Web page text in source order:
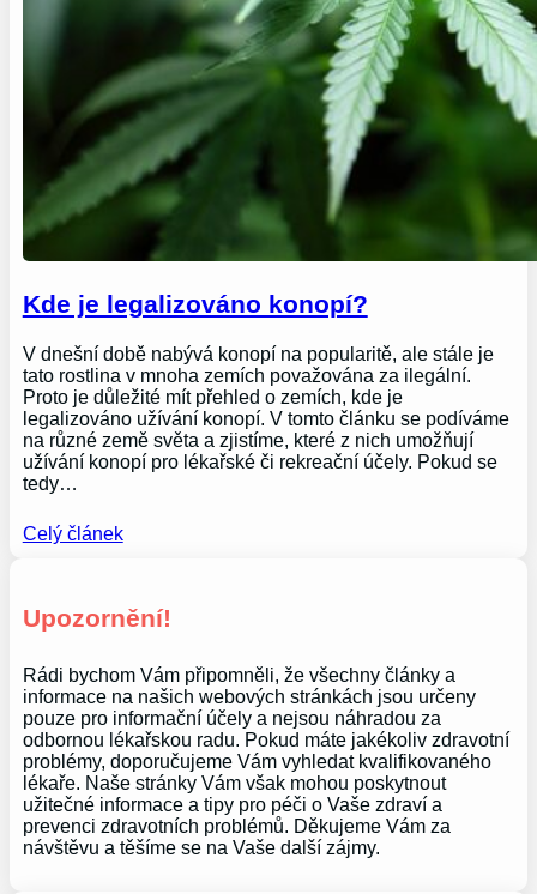
Kde je legalizováno konopí?
V dnešní době nabývá konopí na popularitě, ale stále je
tato rostlina v mnoha zemích považována za ilegální.
Proto je důležité mít přehled o zemích, kde je
legalizováno užívání konopí. V tomto článku se podíváme
na různé země světa a zjistíme, které z nich umožňují
užívání konopí pro lékařské či rekreační účely. Pokud se
tedy…
Celý článek
Upozornění!
Rádi bychom Vám připomněli, že všechny články a
informace na našich webových stránkách jsou určeny
pouze pro informační účely a nejsou náhradou za
odbornou lékařskou radu. Pokud máte jakékoliv zdravotní
problémy, doporučujeme Vám vyhledat kvalifikovaného
lékaře. Naše stránky Vám však mohou poskytnout
užitečné informace a tipy pro péči o Vaše zdraví a
prevenci zdravotních problémů. Děkujeme Vám za
návštěvu a těšíme se na Vaše další zájmy.